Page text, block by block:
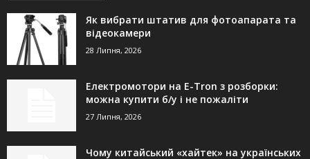
Як вибрати штатив для фотоапарата та
відеокамери
28 Липня, 2026
Електромотори на E-Tron з розборки:
можна купити б/у і не пожаліти
27 Липня, 2026
Чому китайський «хайтек» на українських